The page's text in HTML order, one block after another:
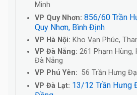
Minh
VP Quy Nhơn: 856/60 Trần
Quy Nhơn, Bình Định
VP Hà Nội: Kho Vạn Phúc,
VP Đà Nẵng: 261 Phạm Hùng,
Đà Nẵng
VP Phú Yên: 56 Trần Hưng
VP Đà Lạt: 13/12 Trần Hưng